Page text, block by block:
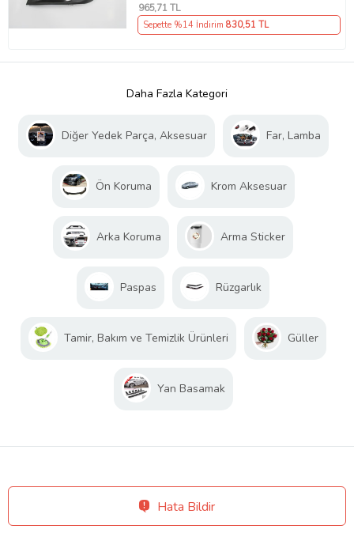
965,71 TL
Sepette %14 İndirim 830,51 TL
Daha Fazla Kategori
Diğer Yedek Parça, Aksesuar Far, Lamba
Ön Koruma Krom Aksesuar
Arka Koruma Arma Sticker
Paspas Rüzgarlık
Tamir, Bakım ve Temizlik Ürünleri Güller
Yan Basamak
Hata Bildir